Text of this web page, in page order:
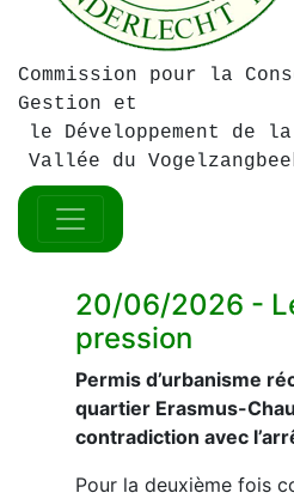
Commission pour la
Gestion et
le Développement de
Vallée du
20/06/2026 -
pression
Permis d’urbanisme
quartier Erasmus-
contradiction avec
Pour la deuxième fois